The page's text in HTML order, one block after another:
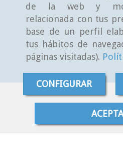
de la web y
relacionada con tus
base de un perfil
tus hábitos de
páginas visitadas).
CONFIGURAR